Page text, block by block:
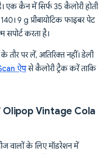
एक कैन में सिर्फ 35 कैलोरी होती
9 g प्रीबायोटिक फाइबर पेट
सपोर्ट करता है।
तौर पर लें, अतिरिक्त नहीं। डेली
ऐपसे कैलोरी ट्रैक करें ताकि
Olipop Vintage Cola
वालों के लिए मॉडरेशन में